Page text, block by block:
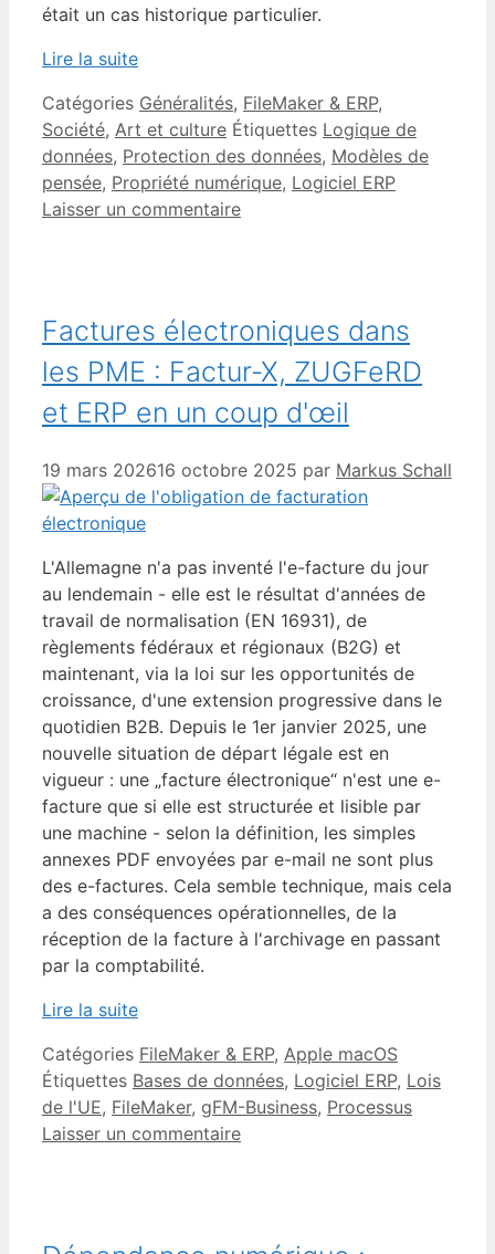
était un cas historique particulier.
Lire la suite
Catégories Généralités, FileMaker & ERP,
Société, Art et culture Étiquettes Logique de
données, Protection des données, Modèles de
pensée, Propriété numérique, Logiciel ERP
Laisser un commentaire
Factures électroniques dans
les PME : Factur-X, ZUGFeRD
et ERP en un coup d'œil
19 mars 202616 octobre 2025 par Markus Schall
L'Allemagne n'a pas inventé l'e-facture du jour
au lendemain - elle est le résultat d'années de
travail de normalisation (EN 16931), de
règlements fédéraux et régionaux (B2G) et
maintenant, via la loi sur les opportunités de
croissance, d'une extension progressive dans le
quotidien B2B. Depuis le 1er janvier 2025, une
nouvelle situation de départ légale est en
vigueur : une „facture électronique“ n'est une e-
facture que si elle est structurée et lisible par
une machine - selon la définition, les simples
annexes PDF envoyées par e-mail ne sont plus
des e-factures. Cela semble technique, mais cela
a des conséquences opérationnelles, de la
réception de la facture à l'archivage en passant
par la comptabilité.
Lire la suite
Catégories FileMaker & ERP, Apple macOS
Étiquettes Bases de données, Logiciel ERP, Lois
de l'UE, FileMaker, gFM-Business, Processus
Laisser un commentaire